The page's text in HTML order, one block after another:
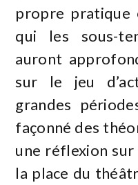
propre pratique
qui les sous-
auront
sur le jeu
grandes
façonné des
une réflexion
la place du